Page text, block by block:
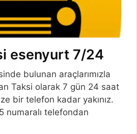
esenyurt 7/24
bulunan araçlarımızla
Taksi olarak 7 gün 24 saat
bir telefon kadar yakınız.
numaralı telefondan